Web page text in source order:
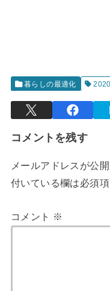
暮らしの最適化 2020
コメントを残す
メールアドレスが公
付いている欄は必須
コメント ※